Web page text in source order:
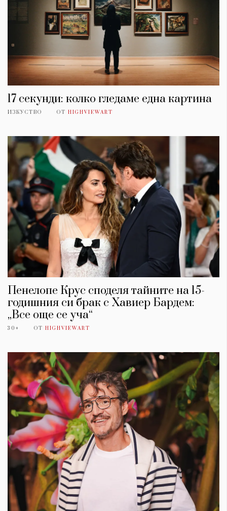
17 секунди: колко гледаме една картина
ИЗКУСТВО ОТ HIGHVIEWART
Пенелопе Крус споделя тайните на 15-
годишния си брак с Хавиер Бардем:
„Все още се уча“
30+ ОТ HIGHVIEWART